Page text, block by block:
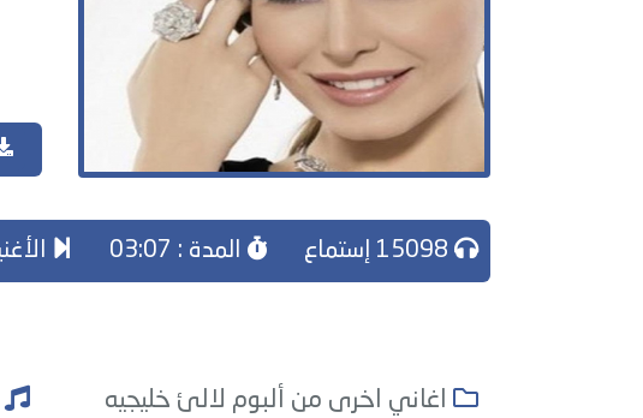
المدة : 03:07
اغاني اخرى من ألبوم لالئ خليجيه